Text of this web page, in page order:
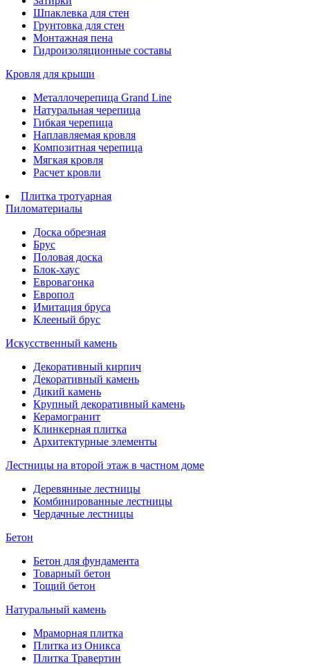
Шпаклевка для стен
Грунтовка для стен
Монтажная пена
Гидроизоляционные составы
Кровля для крыши
Металлочерепица Grand Line
Натуральная черепица
Гибкая черепица
Наплавляемая кровля
Композитная черепица
Мягкая кровля
Расчет кровли
Плитка тротуарная
Пиломатериалы
Доска обрезная
Брус
Половая доска
Блок-хаус
Евровагонка
Европол
Имитация бруса
Клееный брус
Искусственный камень
Декоративный кирпич
Декоративный камень
Дикий камень
Крупный декоративный камень
Керамогранит
Клинкерная плитка
Архитектурные элементы
Лестницы на второй этаж в частном доме
Деревянные лестницы
Комбинированные лестницы
Чердачные лестницы
Бетон
Бетон для фундамента
Товарный бетон
Тощий бетон
Натуральный камень
Мраморная плитка
Плитка из Оникса
Плитка Травертин